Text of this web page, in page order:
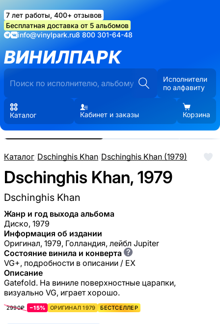
7 лет работы, 400+ отзывов
Бесплатная доставка от 5 альбомов
info@vinylpark.ru8 800 301-64-48
ВИНИЛПАРК
Исполнители
по алфавиту
Каталог Кабинет и заказы Корзина
Каталог/Dschinghis Khan/Dschinghis Khan (1979)
Dschinghis Khan, 1979
Dschinghis Khan
Жанр и год выхода альбома
Диско, 1979
Информация об издании
Оригинал, 1979, Голландия, лейбл Jupiter
Состояние винила и конверта ?
VG+, подробности в описании / EX
Описание
Gatefold. На виниле поверхностные царапки,
визуально VG, играет хорошо.
2990₽ −15% ОРИГИНАЛ 1979 БЕСТСЕЛЛЕР
Реальные фото пластинки.
Нажмите, чтобы увеличить